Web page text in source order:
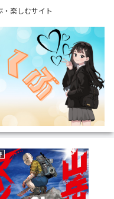
楽しむサイト
イバルホラー